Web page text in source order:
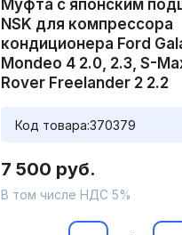
Муфта с японским
NSK для компрессора
кондиционера Ford
Mondeo 4 2.0, 2.3, S-
Rover Freelander 2 2.2
Код товара:370379
7 500 руб.
В том числе НДС 5%